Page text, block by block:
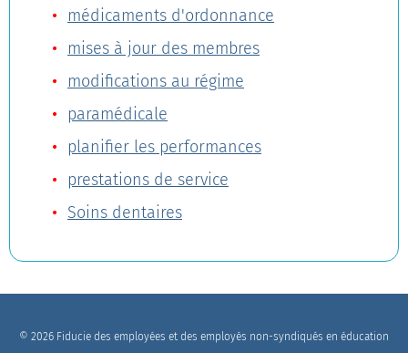
médicaments d'ordonnance
mises à jour des membres
modifications au régime
paramédicale
planifier les performances
prestations de service
Soins dentaires
© 2026 Fiducie des employées et des employés non-syndiqués en éducation